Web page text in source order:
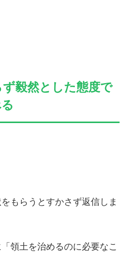
毅然とした態度で
もらうとすかさず返信しま
領土を治めるのに必要なこ